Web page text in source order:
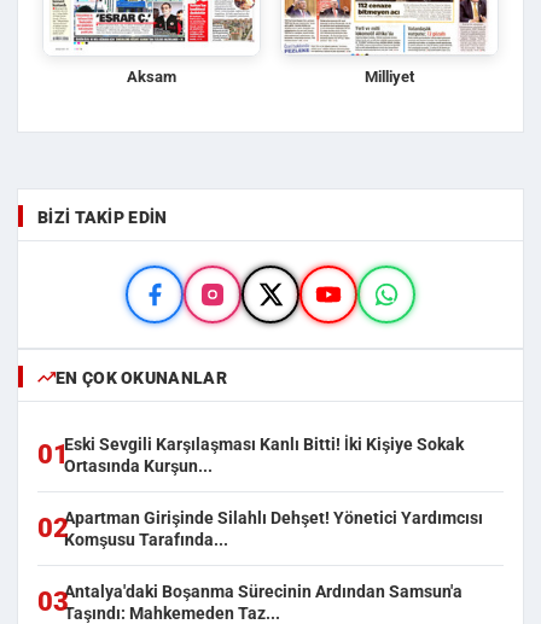
Aksam Milliyet
BIZI TAKIP EDIN
EN ÇOK OKUNANLAR
01Eski Sevgili Karşılaşması Kanlı Bitti! İki Kişiye Sokak
Ortasında Kurşun...
02Apartman Girişinde Silahlı Dehşet! Yönetici Yardımcısı
Komşusu Tarafında...
03Antalya'daki Boşanma Sürecinin Ardından Samsun'a
Taşındı: Mahkemeden Taz...